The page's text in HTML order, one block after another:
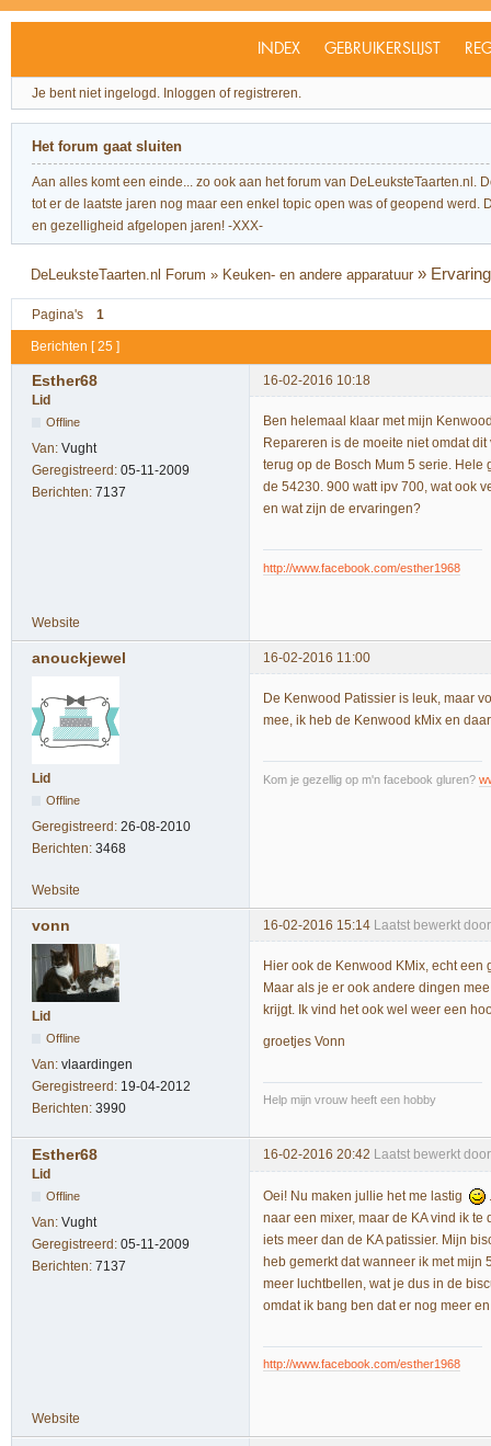
INDEX GEBRUIKERSLIJST
Je bent niet ingelogd. Inloggen of registreren.
Het forum gaat sluiten
Aan alles komt een einde... zo ook aan het forum van
tot er de laatste jaren nog maar een enkel topic open was of geopend
en gezelligheid afgelopen jaren! -XXX-
DeLeuksteTaarten.nl Forum » Keuken- en andere apparatuur »
Pagina's 1
Berichten [ 25 ]
Esther68
16-02-2016 10:18
Lid
Offline
Van: Vught
Geregistreerd: 05-11-2009
Berichten: 7137
Ben helemaal klaar met mijn
Repareren is de moeite niet omdat
terug op de Bosch Mum 5 serie.
de 54230. 900 watt ipv 700, wat ook
en wat zijn de ervaringen?
http://www.facebook.com/esther1968
Website
anouckjewel 16-02-2016 11:00
Lid
Offline
Geregistreerd: 26-08-2010
Berichten: 3468
De Kenwood Patissier is leuk, maar
mee, ik heb de Kenwood kMix en
Kom je gezellig op m'n facebook gluren?
Website
vonn 16-02-2016 15:14 Laatst bewerkt
Lid
Offline
Van: vlaardingen
Geregistreerd: 19-04-2012
Berichten: 3990
Hier ook de Kenwood KMix, echt een
Maar als je er ook andere dingen
krijgt. Ik vind het ook wel weer een
groetjes Vonn
Help mijn vrouw heeft een hobby
Esther68 16-02-2016 20:42 Laatst bewerkt
Lid
Offline
Van: Vught
Geregistreerd: 05-11-2009
Berichten: 7137
Oei! Nu maken jullie het me lastig
naar een mixer, maar de KA vind ik
iets meer dan de KA patissier. Mijn
heb gemerkt dat wanneer ik met mijn
meer luchtbellen, wat je dus in de
omdat ik bang ben dat er nog meer
http://www.facebook.com/esther1968
Website